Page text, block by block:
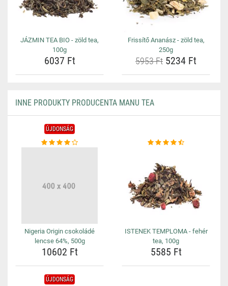
JÁZMIN TEA BIO - zöld tea,
100g
6037 Ft
Frissítő Ananász - zöld tea,
250g
5953 Ft 5234 Ft
INNE PRODUKTY PRODUCENTA MANU TEA
ÚJDONSÁG
Nigeria Origin csokoládé
lencse 64%, 500g
10602 Ft
ISTENEK TEMPLOMA - fehér
tea, 100g
5585 Ft
ÚJDONSÁG